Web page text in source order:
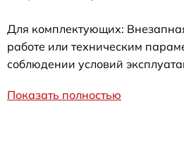
Для комплектующих:
работе или техническим
соблюдении условий
Показать полностью